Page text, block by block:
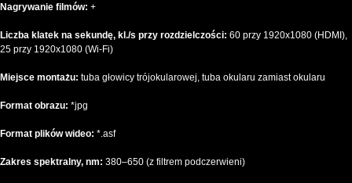
Nagrywanie filmów: +
Liczba klatek na sekundę, kl./s przy rozdzielczości: 60 przy 1920х1080 (HDMI),
25 przy 1920х1080 (Wi-Fi)
Miejsce montażu: tuba głowicy trójokularowej, tuba okularu zamiast okularu
Format obrazu: *jpg
Format plików wideo: *.asf
Zakres spektralny, nm: 380–650 (z filtrem podczerwieni)